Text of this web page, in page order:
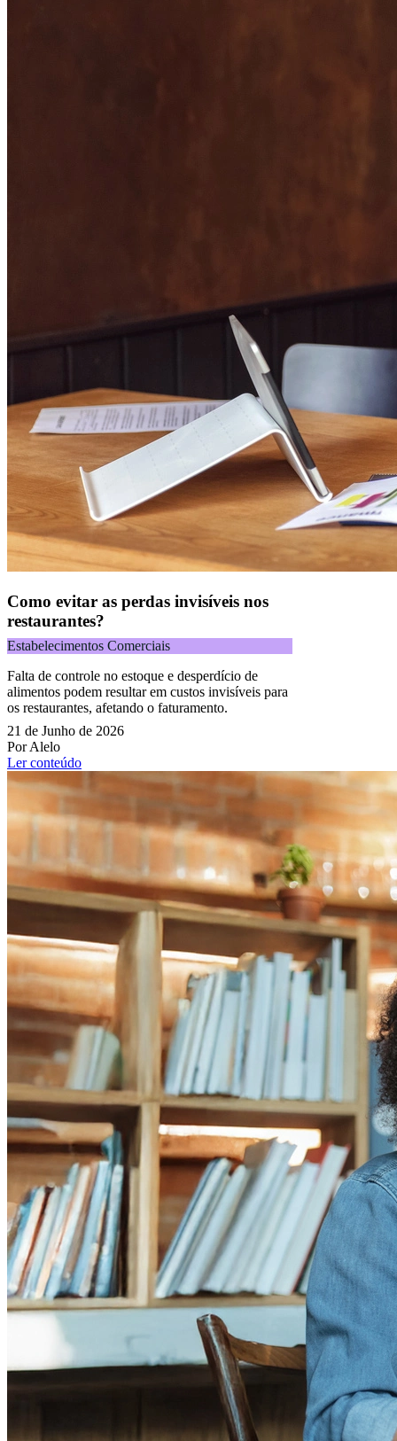
Como evitar as perdas invisíveis nos
restaurantes?
Estabelecimentos Comerciais
Falta de controle no estoque e desperdício de
alimentos podem resultar em custos invisíveis para
os restaurantes, afetando o faturamento.
21 de Junho de 2026
Por Alelo
Ler conteúdo